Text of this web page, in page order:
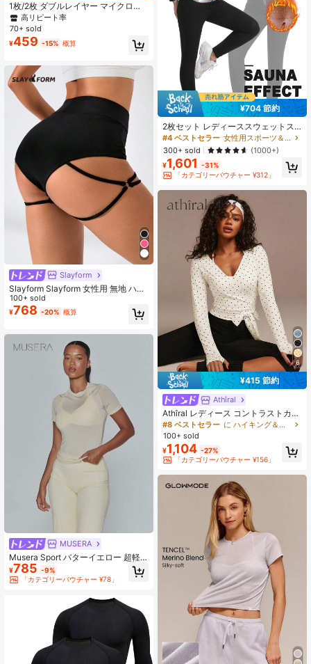
1枚/2枚 ダブルレイヤー マイクロフ
ァイバー 速乾 スポーツジムタオル、
ネイビーブルー、吸水性、防砂、ポ
ータブル ヨガ、水泳、ハイキング、
アウトドアスポーツ、キャンプ用
高リピート率
70+ sold
¥459 -15% 概算
Slayform
Slayform Slayform 女性用 無地 ハイ
ウエスト クロス デザイン アスレチ
ックショーツ、スウェットショー
ト、ジムショート、バイカーショー
100+ sold
¥768 -20% 概算
MUSERA
Musera Sport バターイエロー 超軽
量 フィット 半袖 アクティブトップ
ジム かわいい ピラティス フィット
ネス デイリー
¥785 -9%
「カテゴリーバウチャー ¥78」
¥704 節約
2枚セット レディーススウェットス
ーツ、長袖トップスとパンツ、サウ
ナスーツ、フィットネスウェア、無
地ジップハイネック、伸縮性のある
ニット素材、ワークアウト、ウェイ
トロス、ウエストトレーニング、春
ブラックスポーツ
#4 ベストセラー
女性用スポーツ＆エンターテイメントウェア
300+ sold
(1000+)
¥1,601 -31%
「カテゴリーバウチャー ¥312」
6
¥415 節約
Athîral
Athîral レディース コントラストカラ
ー ドット柄 長袖 スポーツTシャツ
#8 ベストセラー
に ハイキング＆アウトドア レディーススポーツTシャツ＆タンクトップ
100+ sold
¥1,104 -27%
「カテゴリーバウチャー ¥156」